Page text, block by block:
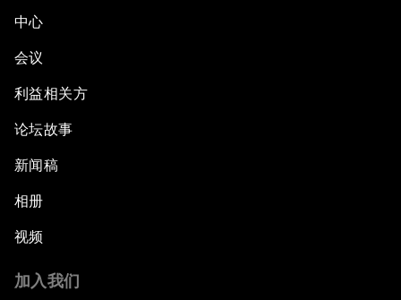
中心
会议
利益相关方
论坛故事
新闻稿
相册
视频
加入我们